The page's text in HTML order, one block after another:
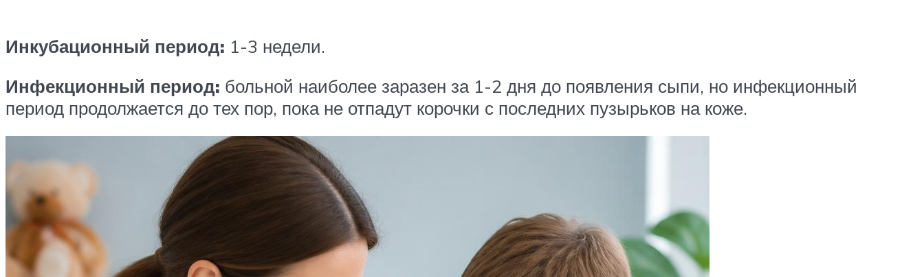
Инкубационный период: 1-3 недели.
Инфекционный период: больной наиболее заразен за 1-2 дня до появления сыпи, но инфекционный
период продолжается до тех пор, пока не отпадут корочки с последних пузырьков на коже.